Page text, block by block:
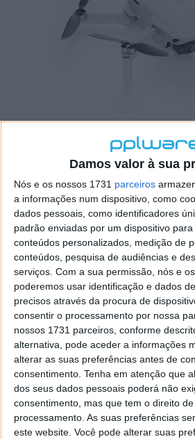
Damos valor à sua
Nós e os nossos 1731 parceiros
a informações num dispositivo, como
dados pessoais, como identificadores
padrão enviadas por um dispositivo
conteúdos personalizados, medição de
conteúdos, pesquisa de audiências e
serviços. Com a sua permissão, nós e
poderemos usar identificação e dados
precisos através da procura de
consentir o processamento por nossa
nossos 1731 parceiros, conforme
alternativa, pode aceder a informações
alterar as suas preferências antes de
consentimento. Tenha em atenção que
dos seus dados pessoais poderá não
consentimento, mas que tem o direito
processamento. As suas preferências
este website. Você pode alterar suas
A autonomia também não se
mini. São assim anunciados 30
que ultrapassa os 20 minutos
Mavic Air.
A nível de voo, toda a operação é
uma navegação por GPS apoiado
Nomeadamente, um deles uma
inferior do drone, apoiando o
Já no comando, é onde
Tal como aconteceu no Mavic
ecrã. Assim, estão presentes
botões de apoio à operação. A
também ela mais limitada, sendo
Consequentemente, atira o limite
“apenas” 4 quilómetros, valor
condições ótimas de ligação. Ou
obstáculos ou interferências.